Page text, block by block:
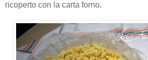
ricoperto con la carta forno.